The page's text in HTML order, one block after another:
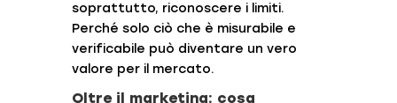
soprattutto, riconoscere i limiti.
Perché solo ciò che è misurabile e
verificabile può diventare un vero
valore per il mercato.
Oltre il marketing: cosa